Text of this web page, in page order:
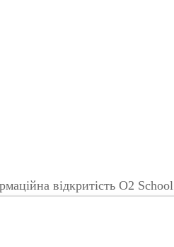
відкритість O2 School